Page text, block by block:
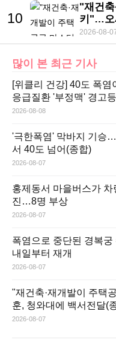
10
"재건
키"…오
2026-08-
많이 본 최근 기사
[위클리 건강] 40도 폭염
응급질환 '부정맥' 경고등
2026-08-08
'극한폭염' 막바지 기승…
서 40도 넘어(종합)
2026-08-07
홍제동서 마을버스가
진…8명 부상
2026-08-07
폭염으로 중단된 경복궁
내일부터 재개
2026-08-07
"재건축·재개발이 주택
훈, 청와대에 백서전달(
2026-08-07